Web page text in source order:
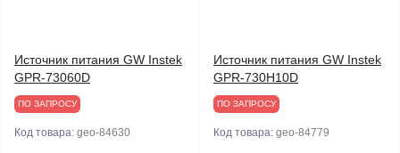
Источник питания GW Instek
GPR-73060D
ПО ЗАПРОСУ
Код товара: geo-84630
Источник питания GW Instek
GPR-730H10D
ПО ЗАПРОСУ
Код товара: geo-84779